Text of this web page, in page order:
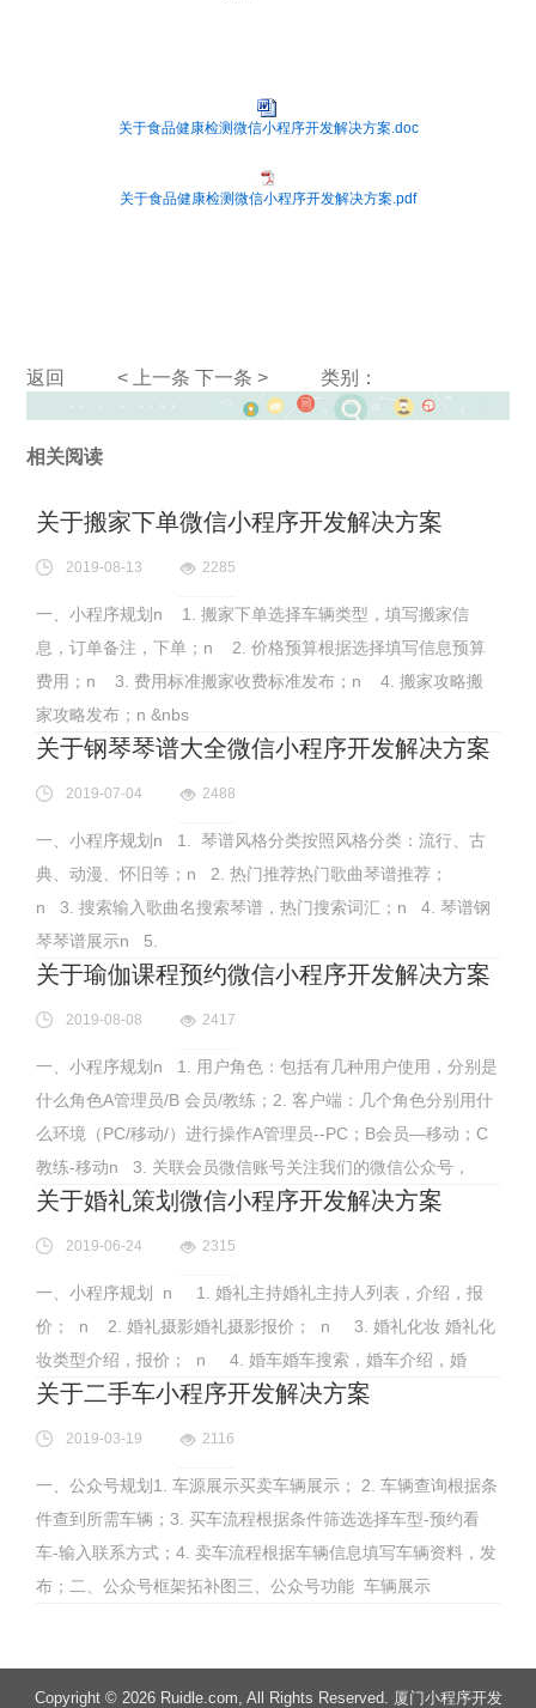
关于食品健康检测微信小程序开发解决方案.doc
关于食品健康检测微信小程序开发解决方案.pdf
返回 < 上一条 下一条 > 类别：
相关阅读
关于搬家下单微信小程序开发解决方案
2019-08-13 2285
一、小程序规划n 1. 搬家下单选择车辆类型，填写搬家信
息，订单备注，下单；n 2. 价格预算根据选择填写信息预算
费用；n 3. 费用标准搬家收费标准发布；n 4. 搬家攻略搬
家攻略发布；n &nbs
关于钢琴琴谱大全微信小程序开发解决方案
2019-07-04 2488
一、小程序规划n 1. 琴谱风格分类按照风格分类：流行、古
典、动漫、怀旧等；n 2. 热门推荐热门歌曲琴谱推荐；
n 3. 搜索输入歌曲名搜索琴谱，热门搜索词汇；n 4. 琴谱钢
琴琴谱展示n 5.
关于瑜伽课程预约微信小程序开发解决方案
2019-08-08 2417
一、小程序规划n 1. 用户角色：包括有几种用户使用，分别是
什么角色A管理员/B 会员/教练；2. 客户端：几个角色分别用什
么环境（PC/移动/）进行操作A管理员--PC；B会员—移动；C
教练-移动n 3. 关联会员微信账号关注我们的微信公众号，
关于婚礼策划微信小程序开发解决方案
2019-06-24 2315
一、小程序规划 n 1. 婚礼主持婚礼主持人列表，介绍，报
价； n 2. 婚礼摄影婚礼摄影报价； n 3. 婚礼化妆 婚礼化
妆类型介绍，报价； n 4. 婚车婚车搜索，婚车介绍，婚
关于二手车小程序开发解决方案
2019-03-19 2116
一、公众号规划1. 车源展示买卖车辆展示； 2. 车辆查询根据条
件查到所需车辆；3. 买车流程根据条件筛选选择车型-预约看
车-输入联系方式；4. 卖车流程根据车辆信息填写车辆资料，发
布；二、公众号框架拓补图三、公众号功能 车辆展示
Copyright © 2026 Ruidle.com , All Rights Reserved. 厦门小程序开发